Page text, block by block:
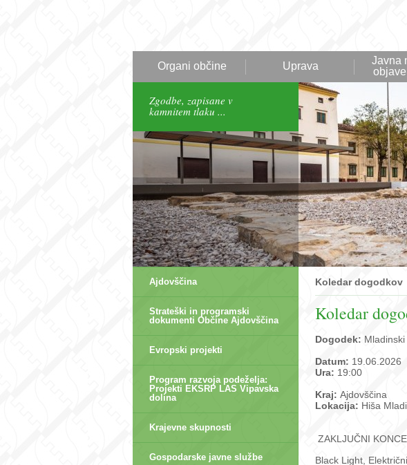
Organi občine Uprava
Javna
Zgodbe, zapisane v
kamnitem tlaku ...
Ajdovščina
Strateški in programski
dokumenti Občine Ajdovščina
Evropski projekti
Program razvoja podeželja:
Projekti EKSRP LAS Vipavska
dolina
Krajevne skupnosti
Gospodarske javne službe
Koledar dogodkov
Koledar
Dogodek:
Datum: 19.06.2026
Ura: 19:00
Kraj: Ajdovščina
Lokacija: Hiša
ZAKLJUČNI
Black Light,